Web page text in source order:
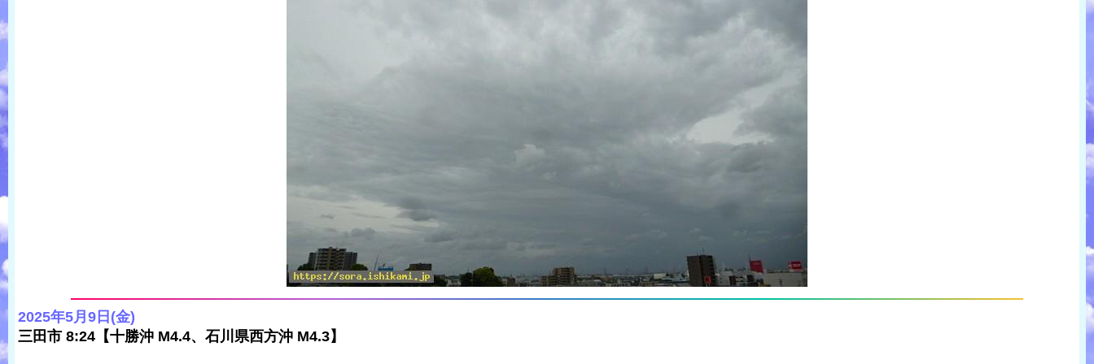
2025年5月9日(金)
三田市 8:24【十勝沖 M4.4、石川県西方沖 M4.3】